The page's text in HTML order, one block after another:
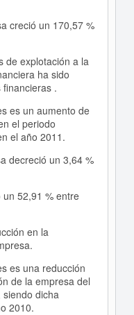
creció un 170,57 %
de explotación a la
ha sido
.
es un aumento de
el periodo
el año 2011.
decreció un 3,64 %
52,91 % entre
en la
es una reducción
de la empresa del
dicha
2010.